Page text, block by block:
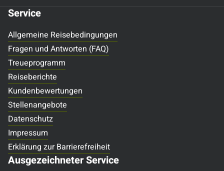
Service
Allgemeine Reisebedingungen
Fragen und Antworten (FAQ)
Treueprogramm
Reiseberichte
Kundenbewertungen
Stellenangebote
Datenschutz
Impressum
Erklärung zur Barrierefreiheit
Ausgezeichneter Service